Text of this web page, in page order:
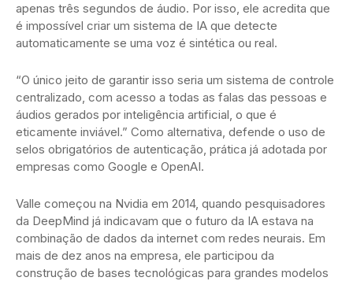
apenas três segundos de áudio. Por isso, ele acredita que
é impossível criar um sistema de IA que detecte
automaticamente se uma voz é sintética ou real.
“O único jeito de garantir isso seria um sistema de controle
centralizado, com acesso a todas as falas das pessoas e
áudios gerados por inteligência artificial, o que é
eticamente inviável.” Como alternativa, defende o uso de
selos obrigatórios de autenticação, prática já adotada por
empresas como Google e OpenAI.
Valle começou na Nvidia em 2014, quando pesquisadores
da DeepMind já indicavam que o futuro da IA estava na
combinação de dados da internet com redes neurais. Em
mais de dez anos na empresa, ele participou da
construção de bases tecnológicas para grandes modelos